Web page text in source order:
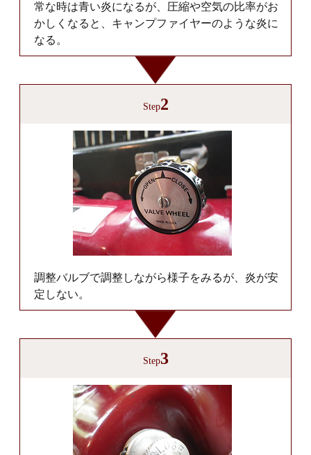
常な時は青い炎になるが、圧縮や空気の比率がお
かしくなると、キャンプファイヤーのような炎に
なる。
Step2
調整バルブで調整しながら様子をみるが、炎が安
定しない。
Step3